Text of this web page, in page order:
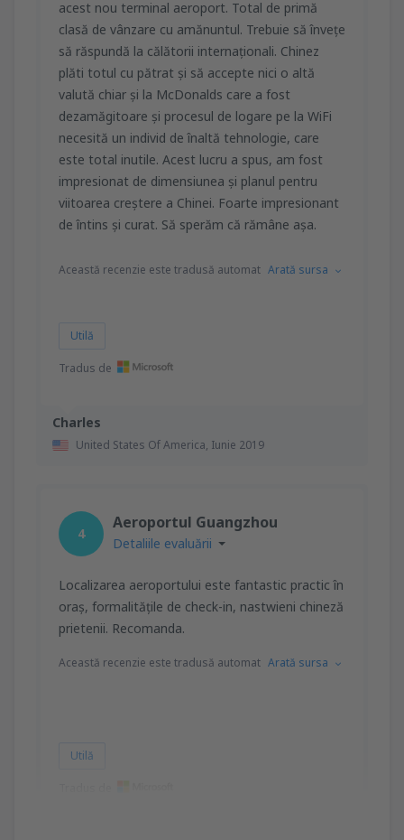
Charles
United States Of America, Iunie 2019
acest nou terminal aeroport. Total de primă
clasă de vânzare cu amănuntul. Trebuie să învețe
să răspundă la călătorii internaționali. Chinez
plăti totul cu pătrat și să accepte nici o altă
valută chiar și la McDonalds care a fost
dezamăgitoare și procesul de logare pe la WiFi
necesită un individ de înaltă tehnologie, care
este total inutile. Acest lucru a spus, am fost
impresionat de dimensiunea și planul pentru
viitoarea creștere a Chinei. Foarte impresionant
de întins și curat. Să sperăm că rămâne așa.
Această recenzie este tradusă automat Arată sursa
Utilă
Tradus de
4
Aeroportul Guangzhou
Detaliile evaluării
Localizarea aeroportului este fantastic practic în
oraş, formalităţile de check-in, nastwieni chineză
prietenii. Recomanda.
Această recenzie este tradusă automat Arată sursa
Utilă